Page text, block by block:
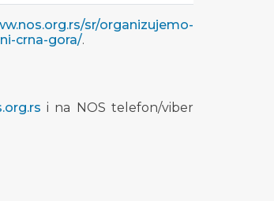
sr/organizujemo-
crna-gora/.
i na NOS telefon/viber